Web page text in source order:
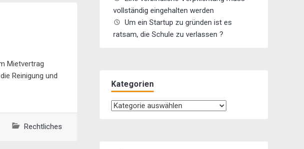
Mietvertrag
Reinigung und
Rechtliches
vollständig eingehalten werden
Um ein Startup zu gründen ist es
ratsam, die Schule zu verlassen ?
Kategorien
Kategorien